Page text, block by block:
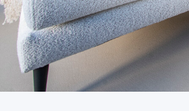
Over ons
Projecten
Contact